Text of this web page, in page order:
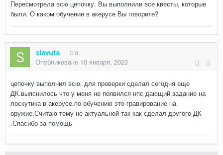
Пересмотрела всю цепочку. Вы выполнили все квесты, которые
были. О каком обучении в акерусе Вы говорите?
slavuta 0
Опубликовано 10 января, 2023
цепочку выполнил всю. для проверки сделал сегодня еще
ДК.выяснилось что у меня не появился нпс дающий задание на
лоскутика в акерусе.по обучению это гравирование на
оружие.Считаю тему не актуальной так как сделал другого ДК
.Спасибо за помощь